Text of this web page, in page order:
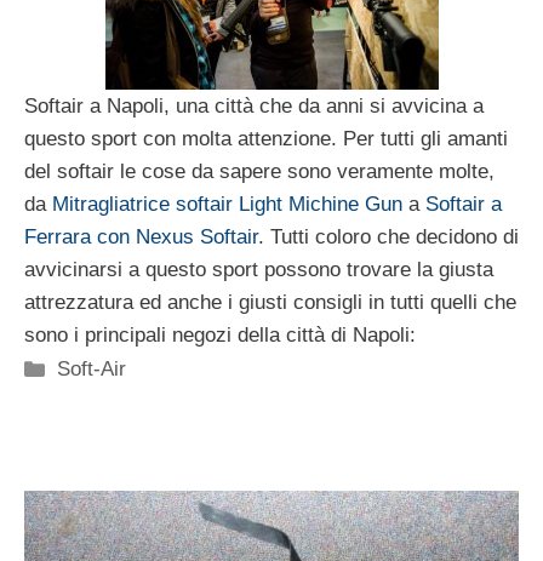
Softair a Napoli, una città che da anni si avvicina a
questo sport con molta attenzione. Per tutti gli amanti
del softair le cose da sapere sono veramente molte,
da Mitragliatrice softair Light Michine Gun a Softair a
Ferrara con Nexus Softair. Tutti coloro che decidono di
avvicinarsi a questo sport possono trovare la giusta
attrezzatura ed anche i giusti consigli in tutti quelli che
sono i principali negozi della città di Napoli:
Categorie
Soft-Air